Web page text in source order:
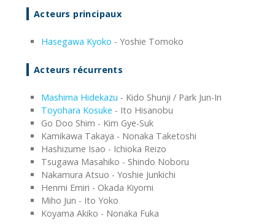
Acteurs principaux
Hasegawa Kyoko - Yoshie Tomoko
Acteurs récurrents
Mashima Hidekazu - Kido Shunji / Park Jun-In
Toyohara Kosuke - Ito Hisanobu
Go Doo Shim - Kim Gye-Suk
Kamikawa Takaya - Nonaka Taketoshi
Hashizume Isao - Ichioka Reizo
Tsugawa Masahiko - Shindo Noboru
Nakamura Atsuo - Yoshie Junkichi
Henmi Emiri - Okada Kiyomi
Miho Jun - Ito Yoko
Koyama Akiko - Nonaka Fuka